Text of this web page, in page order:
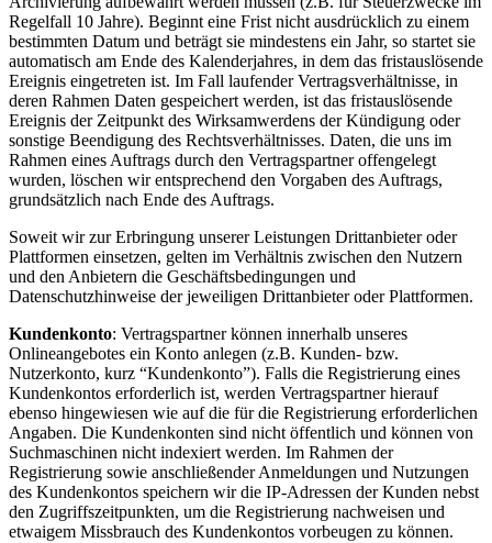
Regelfall 10 Jahre). Beginnt eine Frist nicht ausdrücklich zu einem
bestimmten Datum und beträgt sie mindestens ein Jahr, so startet sie
automatisch am Ende des Kalenderjahres, in dem das fristauslösende
Ereignis eingetreten ist. Im Fall laufender Vertragsverhältnisse, in
deren Rahmen Daten gespeichert werden, ist das fristauslösende
Ereignis der Zeitpunkt des Wirksamwerdens der Kündigung oder
sonstige Beendigung des Rechtsverhältnisses. Daten, die uns im
Rahmen eines Auftrags durch den Vertragspartner offengelegt
wurden, löschen wir entsprechend den Vorgaben des Auftrags,
grundsätzlich nach Ende des Auftrags.
Soweit wir zur Erbringung unserer Leistungen Drittanbieter oder
Plattformen einsetzen, gelten im Verhältnis zwischen den Nutzern
und den Anbietern die Geschäftsbedingungen und
Datenschutzhinweise der jeweiligen Drittanbieter oder Plattformen.
Kundenkonto: Vertragspartner können innerhalb unseres
Onlineangebotes ein Konto anlegen (z.B. Kunden- bzw.
Nutzerkonto, kurz “Kundenkonto”). Falls die Registrierung eines
Kundenkontos erforderlich ist, werden Vertragspartner hierauf
ebenso hingewiesen wie auf die für die Registrierung erforderlichen
Angaben. Die Kundenkonten sind nicht öffentlich und können von
Suchmaschinen nicht indexiert werden. Im Rahmen der
Registrierung sowie anschließender Anmeldungen und Nutzungen
des Kundenkontos speichern wir die IP-Adressen der Kunden nebst
den Zugriffszeitpunkten, um die Registrierung nachweisen und
etwaigem Missbrauch des Kundenkontos vorbeugen zu können.